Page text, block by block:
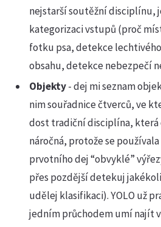
nejstarší soutěžní disciplínu,
kategorizaci vstupů (proč
fotku psa, detekce
obsahu, detekce nebezpečí
Objekty- dej mi seznam
nim souřadnice čtverců, ve
dost tradiční disciplína,
náročná, protože se
prvotního dej “obvyklé”
přes pozdější detekuj
udělej klasifikaci). YOLO už
jedním průchodem umí najít